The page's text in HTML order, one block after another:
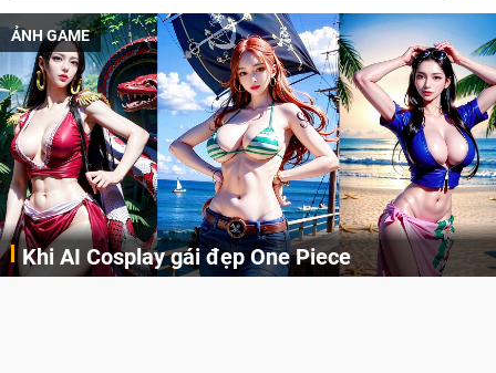
ẢNH GAME
Khi AI Cosplay gái đẹp One Piece